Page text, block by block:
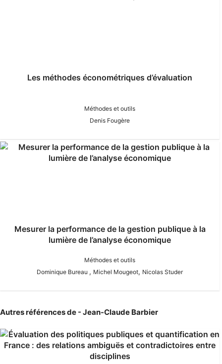
Les méthodes économétriques d’évaluation
Méthodes et outils
Denis Fougère
Mesurer la performance de la gestion publique à la
lumière de l’analyse économique
Méthodes et outils
Dominique Bureau , Michel Mougeot, Nicolas Studer
Autres références de - Jean-Claude Barbier